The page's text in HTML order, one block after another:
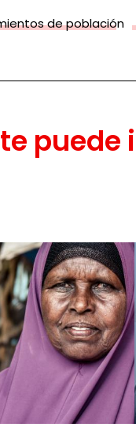
de población
puede